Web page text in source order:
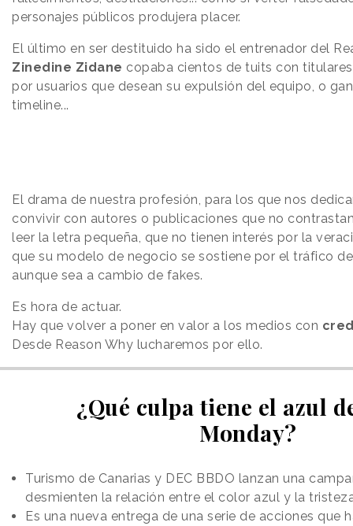
personajes públicos produjera placer.
El último en ser destituido ha sido el entrenador del
Zinedine Zidane copaba cientos de tuits con
por usuarios que desean su expulsión del equipo, o
timeline...
El drama de nuestra profesión, para los que nos
convivir con autores o publicaciones que no
leer la letra pequeña, que no tienen interés por la
que su modelo de negocio se sostiene por el tráfico
aunque sea a cambio de fakes.
Es hora de actuar.
Hay que volver a poner en valor a los medios con
Desde Reason Why lucharemos por ello.
¿Qué culpa tiene el azul
Monday?
Turismo de Canarias y DEC BBDO lanzan una
desmienten la relación entre el color azul y la
Es una nueva entrega de una serie de acciones que